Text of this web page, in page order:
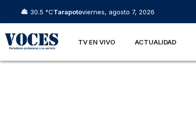
30.5 °CTarapotoviernes, agosto 7, 2026
TV EN VIVO ACTUALIDAD